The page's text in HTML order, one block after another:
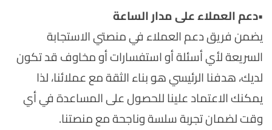
•دعم العملاء على مدار الساعة
يضمن فريق دعم العملاء في منصتي الاستجابة
السريعة لأي أسئلة أو استفسارات أو مخاوف قد تكون
لديك، هدفنا الرئيسي هو بناء الثقة مع عملائنا، لذا
يمكنك الاعتماد علينا للحصول على المساعدة في أي
وقت لضمان تجربة سلسة وناجحة مع منصتنا.